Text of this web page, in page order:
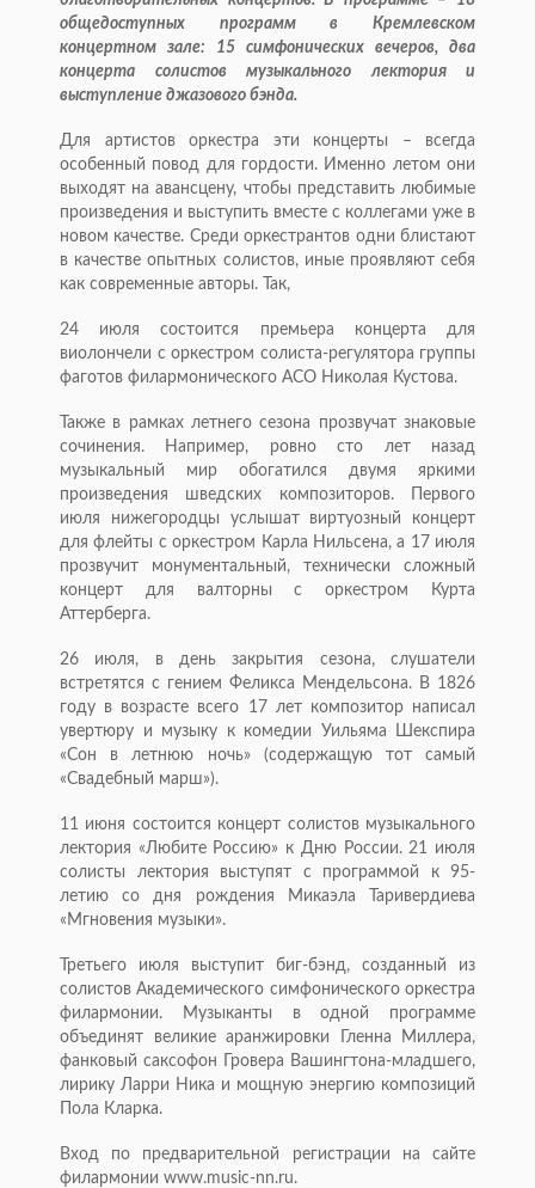
общедоступных программ в Кремлевском
концертном зале: 15 симфонических вечеров, два
концерта солистов музыкального лектория и
выступление джазового бэнда.
Для артистов оркестра эти концерты – всегда
особенный повод для гордости. Именно летом они
выходят на авансцену, чтобы представить любимые
произведения и выступить вместе с коллегами уже в
новом качестве. Среди оркестрантов одни блистают
в качестве опытных солистов, иные проявляют себя
как современные авторы. Так,
24 июля состоится премьера концерта для
виолончели с оркестром солиста-регулятора группы
фаготов филармонического АСО Николая Кустова.
Также в рамках летнего сезона прозвучат знаковые
сочинения. Например, ровно сто лет назад
музыкальный мир обогатился двумя яркими
произведения шведских композиторов. Первого
июля нижегородцы услышат виртуозный концерт
для флейты с оркестром Карла Нильсена, а 17 июля
прозвучит монументальный, технически сложный
концерт для валторны с оркестром Курта
Аттерберга.
26 июля, в день закрытия сезона, слушатели
встретятся с гением Феликса Мендельсона. В 1826
году в возрасте всего 17 лет композитор написал
увертюру и музыку к комедии Уильяма Шекспира
«Сон в летнюю ночь» (содержащую тот самый
«Свадебный марш»).
11 июня состоится концерт солистов музыкального
лектория «Любите Россию» к Дню России. 21 июля
солисты лектория выступят с программой к 95-
летию со дня рождения Микаэла Таривердиева
«Мгновения музыки».
Третьего июля выступит биг-бэнд, созданный из
солистов Академического симфонического оркестра
филармонии. Музыканты в одной программе
объединят великие аранжировки Гленна Миллера,
фанковый саксофон Гровера Вашингтона-младшего,
лирику Ларри Ника и мощную энергию композиций
Пола Кларка.
Вход по предварительной регистрации на сайте
филармонии www.music-nn.ru.